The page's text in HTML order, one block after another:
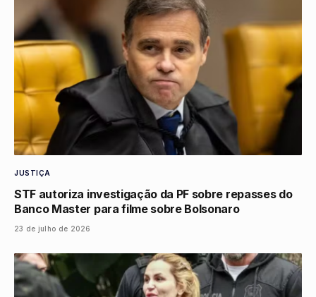
JUSTIÇA
STF autoriza investigação da PF sobre repasses do
Banco Master para filme sobre Bolsonaro
23 de julho de 2026